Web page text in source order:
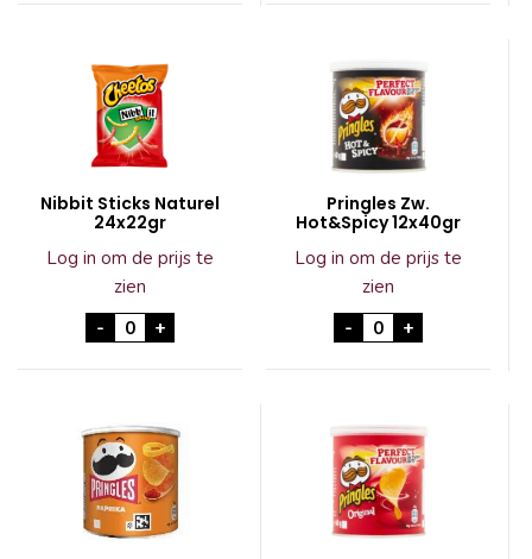
Nibbit Sticks Naturel
24x22gr
Log in om de prijs te
zien
- Nibbit Sticks Naturel 24x22gr aantal
+
Pringles Zw.
Hot&Spicy 12x40gr
Log in om de prijs te
zien
- Pringles Zw.
+